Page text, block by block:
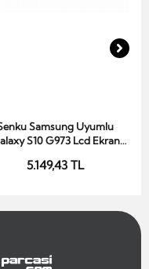
Sepete Ekle
Samsung Uyumlu
S10 G973 Lcd Ekran
5.149,43 TL